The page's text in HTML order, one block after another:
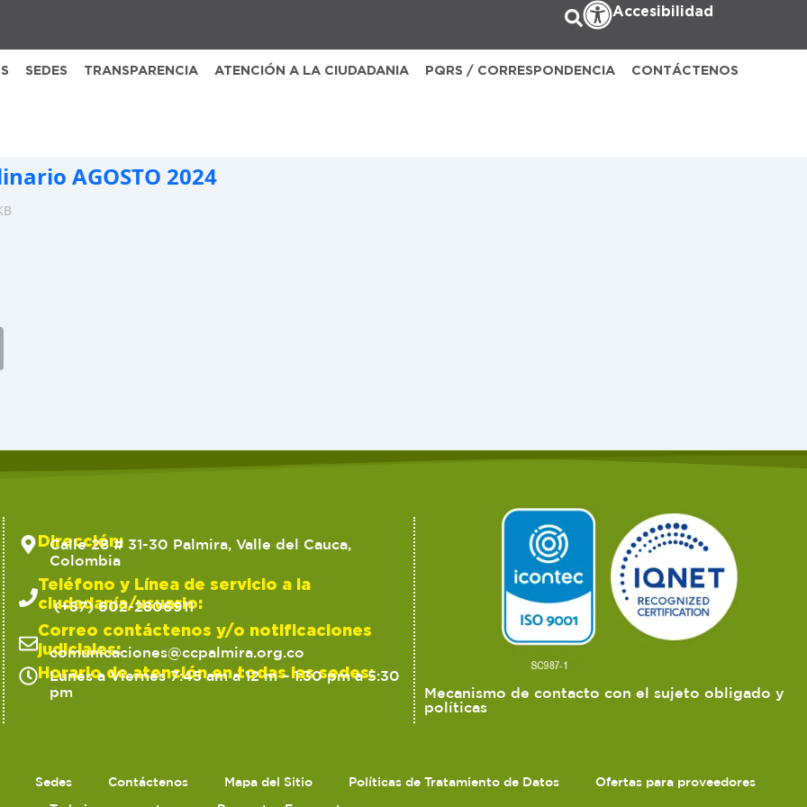
Accesibilidad
SEDES TRANSPARENCIA ATENCIÓN A LA CIUDADANIA PQRS / CORRESPONDENCIA CONTÁCTENOS
AGOSTO 2024
Dirección:
Calle 28 # 31-30 Palmira, Valle del Cauca,
Colombia
Teléfono y Línea de servicio a la
ciudadanía/usuario:
(+57) 602-2806911
Correo contáctenos y/o notificaciones
judiciales:
comunicaciones@ccpalmira.org.co
Horario de atención en todas las sedes:
Lunes a Viernes 7:45 am a 12 m – 1:30 pm a 5:30
pm
Mecanismo de contacto con el sujeto obligado y
políticas
Sedes Contáctenos Mapa del Sitio Políticas de Tratamiento de Datos
Ofertas para proveedores